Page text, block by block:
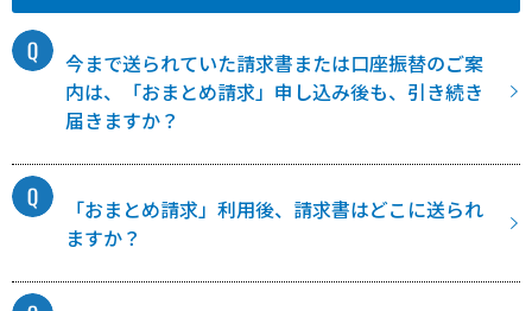
今まで送られていた請求書または口座振替のご案
内は、「おまとめ請求」申し込み後も、引き続き
届きますか？
「おまとめ請求」利用後、請求書はどこに送られ
ますか？